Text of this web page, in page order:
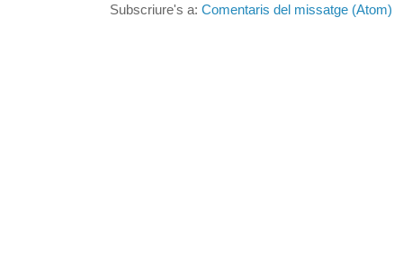
Subscriure's a: Comentaris del missatge (Atom)